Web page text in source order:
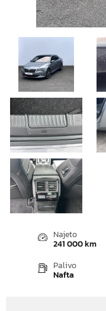
Najeto
241 000 km
Palivo
Nafta